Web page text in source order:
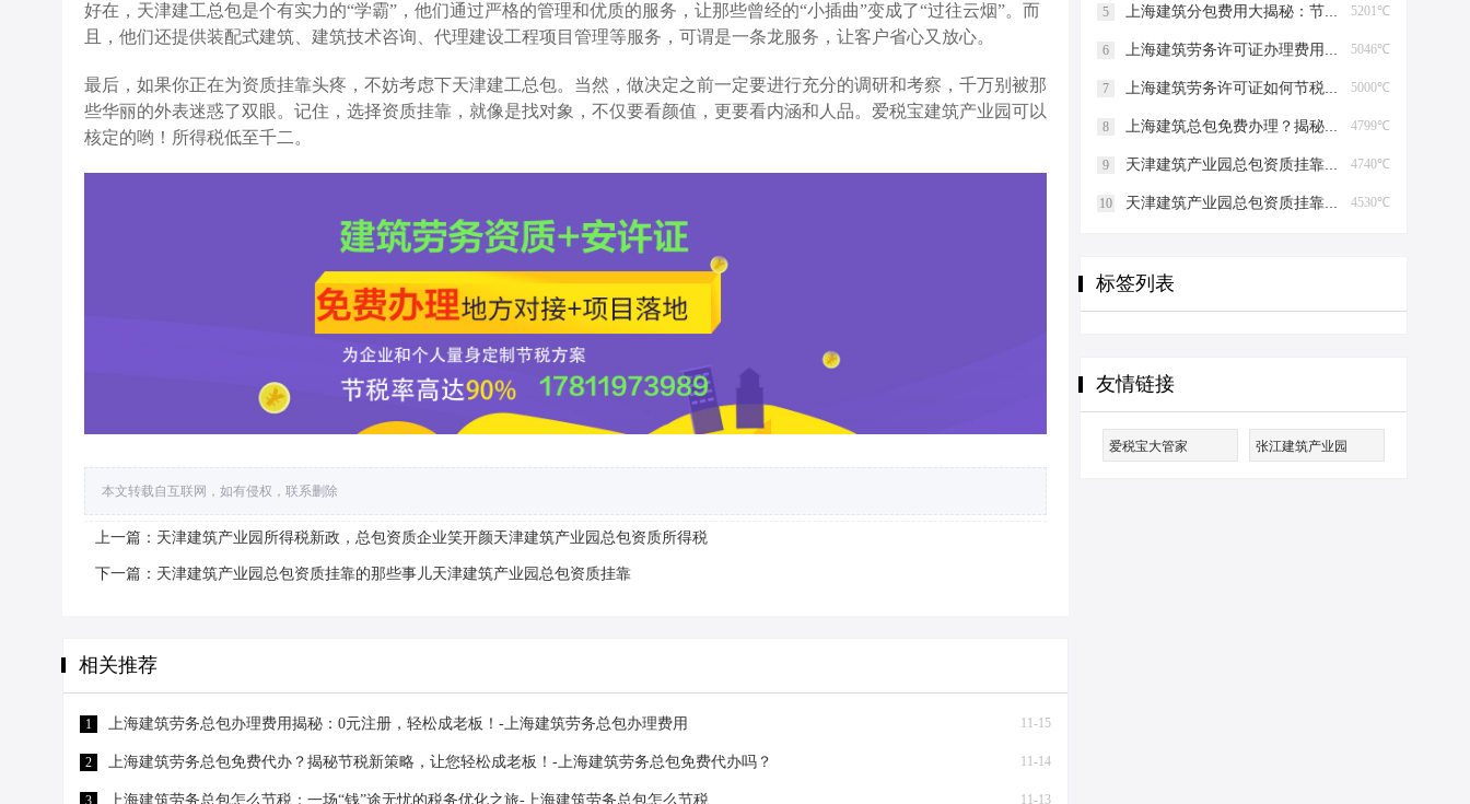
好在，天津建工总包是个有实力的“学霸”，他们通过严格的管理和优质的服务，让那些曾经的“小插曲”变成了“过往云烟”。而
且，他们还提供装配式建筑、建筑技术咨询、代理建设工程项目管理等服务，可谓是一条龙服务，让客户省心又放心。
最后，如果你正在为资质挂靠头疼，不妨考虑下天津建工总包。当然，做决定之前一定要进行充分的调研和考察，千万别被那
些华丽的外表迷惑了双眼。记住，选择资质挂靠，就像是找对象，不仅要看颜值，更要看内涵和人品。爱税宝建筑产业园可以
核定的哟！所得税低至千二。
本文转载自互联网，如有侵权，联系删除
上一篇：天津建筑产业园所得税新政，总包资质企业笑开颜天津建筑产业园总包资质所得税
下一篇：天津建筑产业园总包资质挂靠的那些事儿天津建筑产业园总包资质挂靠
相关推荐
11-15
1 上海建筑劳务总包办理费用揭秘：0元注册，轻松成老板！-上海建筑劳务总包办理费用
11-14
2 上海建筑劳务总包免费代办？揭秘节税新策略，让您轻松成老板！-上海建筑劳务总包免费代办吗？
11-13
3 上海建筑劳务总包怎么节税：一场“钱”途无忧的税务优化之旅-上海建筑劳务总包怎么节税
5201℃
5 上海建筑分包费用大揭秘：节税攻略与股权布局艺术上海建筑分包有什么费用
5046℃
6 上海建筑劳务许可证办理费用揭秘，省钱有妙招！上海建筑劳务许可证办理费用是多少
5000℃
7 上海建筑劳务许可证如何节税上海建筑劳务许可证如何节税
4799℃
8 上海建筑总包免费办理？揭秘节税高招！上海建筑总包免费办理吗？
4740℃
9 天津建筑产业园总包资质挂靠的那些事儿天津建筑产业园总包资质挂靠
4530℃
10 天津建筑产业园总包资质挂靠的那些事儿天津建筑产业园总包资质挂靠
标签列表
友情链接
爱税宝大管家 张江建筑产业园